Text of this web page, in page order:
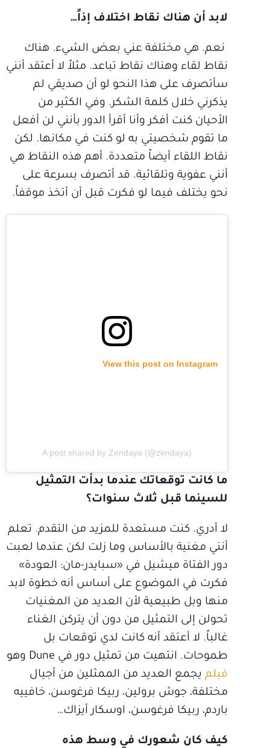
لابد أن هناك نقاط اختلاف إذاً…
نعم. هي مختلفة عني بعض الشيء. هناك
نقاط لقاء وهناك نقاط تباعد. مثلاً لا أعتقد أنني
سأتصرف على هذا النحو لو أن صديقي لم
يذكرني خلال كلمة الشكر. وفي الكثير من
الأحيان كنت أفكر وأنا أقرأ الدور بأنني لن أفعل
ما تقوم شخصيتي به لو كنت في مكانها. لكن
نقاط اللقاء أيضاً متعددة. أهم هذه النقاط هي
أنني عفوية وتلقائية. قد أتصرف بسرعة على
نحو يختلف فيما لو فكرت قبل أن أتخذ موقفاً.
View this post on Instagram
A post shared by Zendaya (@zendaya)
ما كانت توقعاتك عندما بدأت التمثيل
للسينما قبل ثلاث سنوات؟
لا أدري. كنت مستعدة للمزيد من التقدم. تعلم
أنني مغنية بالأساس وما زلت لكن عندما لعبت
دور الفتاة ميشيل في «سبايدر-مان: العودة»
فكرت في الموضوع على أساس أنه خطوة لابد
منها وبل طبيعية لأن العديد من المغنيات
تحولن إلى التمثيل من دون أن يتركن الغناء
غالباً. لا أعتقد أنه كانت لدي توقعات بل
طموحات. انتهيت من تمثيل دور في Dune وهو
فيلم يجمع العديد من الممثلين من أجيال
مختلفة، جوش برولين، ربيكا فرغوسن، خافييه
باردم، ربيكا فرغوسن، اوسكار أيزاك…
كيف كان شعورك في وسط هذه